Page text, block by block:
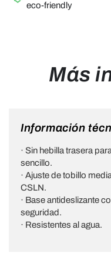
eco-friendly
Más
Información
· Sin hebilla trasera
sencillo.
· Ajuste de tobillo
CSLN.
· Base antideslizante
seguridad.
· Resistentes al agua.